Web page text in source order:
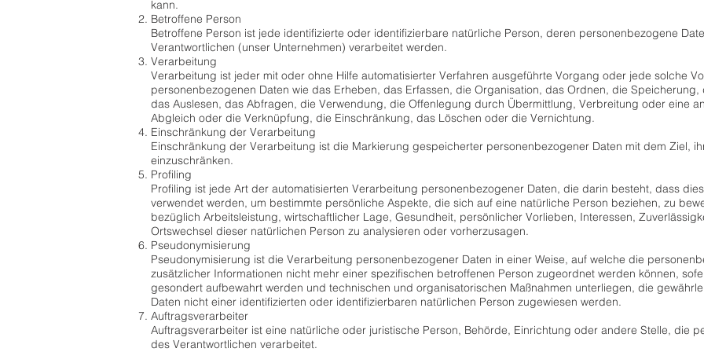
kann.
Betroffene Person
Betroffene Person ist jede identifizierte oder identifizierbare natürliche Person, deren personenbezogene
Verantwortlichen (unser Unternehmen) verarbeitet werden.
Verarbeitung
Verarbeitung ist jeder mit oder ohne Hilfe automatisierter Verfahren ausgeführte Vorgang oder jede solche
personenbezogenen Daten wie das Erheben, das Erfassen, die Organisation, das Ordnen, die
das Auslesen, das Abfragen, die Verwendung, die Offenlegung durch Übermittlung, Verbreitung oder eine
Abgleich oder die Verknüpfung, die Einschränkung, das Löschen oder die Vernichtung.
Einschränkung der Verarbeitung
Einschränkung der Verarbeitung ist die Markierung gespeicherter personenbezogener Daten mit dem Ziel,
einzuschränken.
Profiling
Profiling ist jede Art der automatisierten Verarbeitung personenbezogener Daten, die darin besteht, dass
verwendet werden, um bestimmte persönliche Aspekte, die sich auf eine natürliche Person beziehen, zu
bezüglich Arbeitsleistung, wirtschaftlicher Lage, Gesundheit, persönlicher Vorlieben, Interessen,
Ortswechsel dieser natürlichen Person zu analysieren oder vorherzusagen.
Pseudonymisierung
Pseudonymisierung ist die Verarbeitung personenbezogener Daten in einer Weise, auf welche die
zusätzlicher Informationen nicht mehr einer spezifischen betroffenen Person zugeordnet werden können,
gesondert aufbewahrt werden und technischen und organisatorischen Maßnahmen unterliegen, die
Daten nicht einer identifizierten oder identifizierbaren natürlichen Person zugewiesen werden.
Auftragsverarbeiter
Auftragsverarbeiter ist eine natürliche oder juristische Person, Behörde, Einrichtung oder andere Stelle, die
des Verantwortlichen verarbeitet.